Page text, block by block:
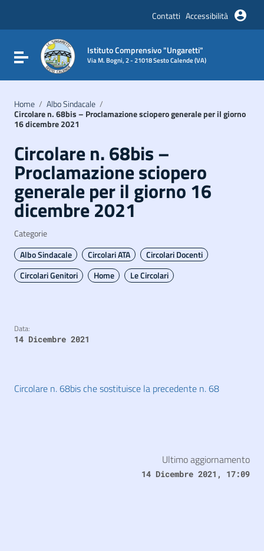
Vai al footer
Contatti Accessibilità
Attiva / disattiva la navigazione
Istituto Comprensivo "Ungaretti"
Via M. Bogni, 2 - 21018 Sesto Calende (VA)
Home / Albo Sindacale /
Circolare n. 68bis – Proclamazione sciopero generale per il giorno
16 dicembre 2021
Circolare n. 68bis –
Proclamazione sciopero
generale per il giorno 16
dicembre 2021
Categorie
Albo Sindacale
Circolari ATA
Circolari Docenti
Circolari Genitori
Home Le Circolari
Data:
14 Dicembre 2021
Circolare n. 68bis che sostituisce la precedente n. 68
Ultimo aggiornamento
14 Dicembre 2021, 17:09